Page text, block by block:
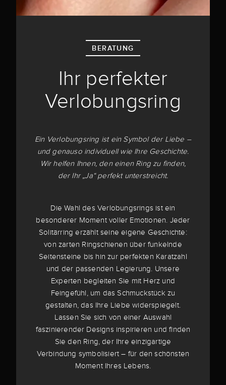
BERATUNG
Ihr perfekter
Verlobungsring
Ein Verlobungsring ist ein Symbol der Liebe –
und genauso individuell wie Ihre Geschichte.
Wir helfen Ihnen, den einen Ring zu finden,
der Ihr „Ja“ perfekt unterstreicht.
Die Wahl des Verlobungsrings ist ein
besonderer Moment voller Emotionen. Jeder
Solitärring erzählt seine eigene Geschichte:
von zarten Ringschienen über funkelnde
Seitensteine bis hin zur perfekten Karatzahl
und der passenden Legierung. Unsere
Experten begleiten Sie mit Herz und
Feingefühl, um das Schmuckstück zu
gestalten, das Ihre Liebe widerspiegelt.
Lassen Sie sich von einer Auswahl
faszinierender Designs inspirieren und finden
Sie den Ring, der Ihre einzigartige
Verbindung symbolisiert – für den schönsten
Moment Ihres Lebens.